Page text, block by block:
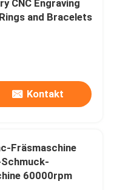
CNC Engraving
and Bracelets
Kontakt
Fräsmaschine
60000rpm